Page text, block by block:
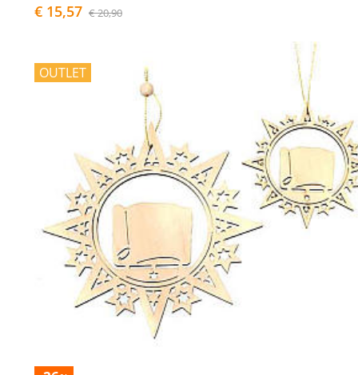
€ 15,57 € 20,90
OUTLET